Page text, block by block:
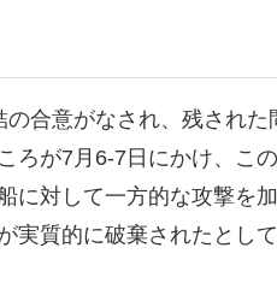
合意がなされ、残された
ろが7月6-7日にかけ、こ
に対して一方的な攻撃を
実質的に破棄されたとし